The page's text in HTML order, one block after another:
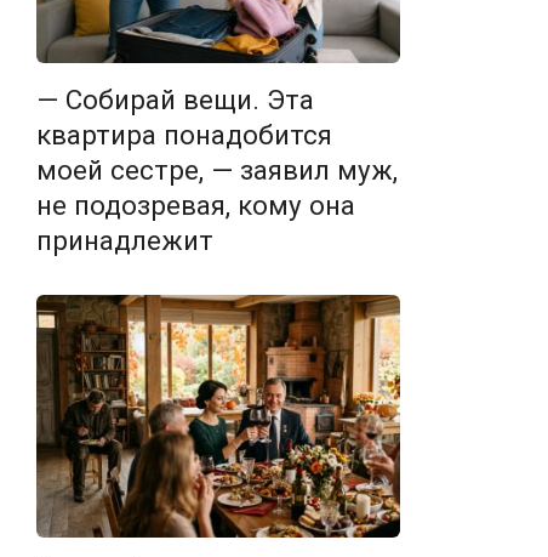
— Собирай вещи. Эта
квартира понадобится
моей сестре, — заявил муж,
не подозревая, кому она
принадлежит